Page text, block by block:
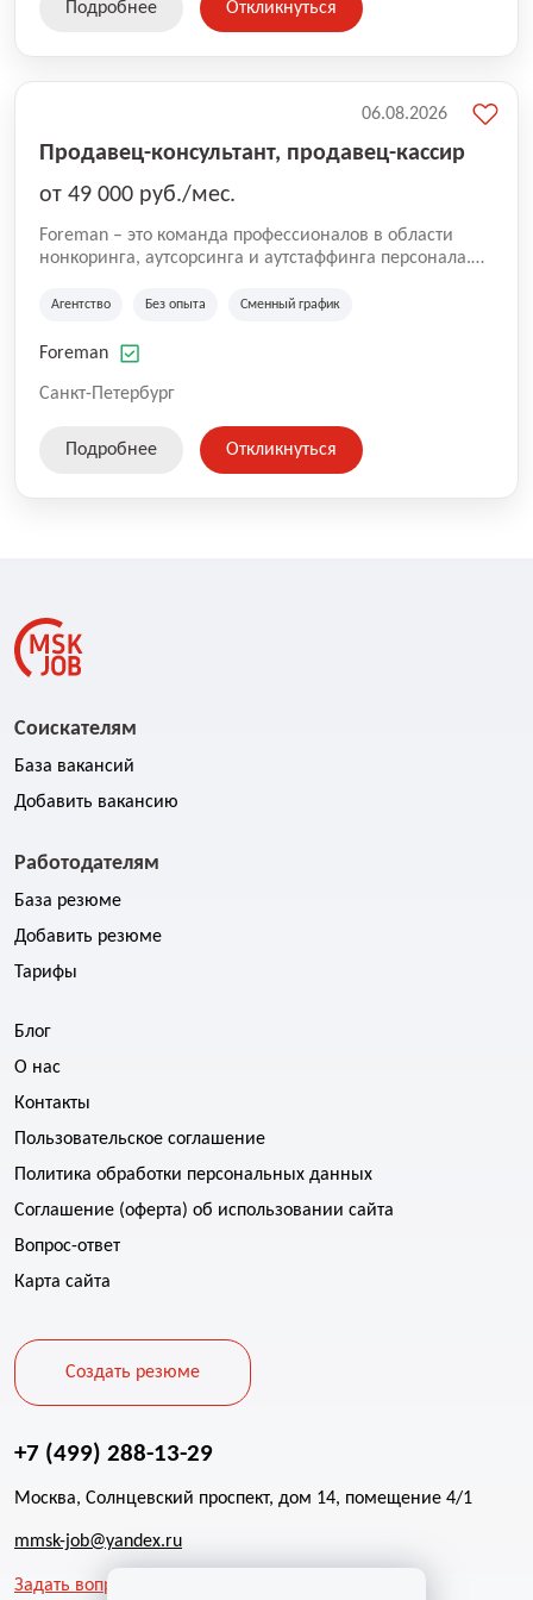
Подробнее Откликнуться
Продавец-консультант, продавец-кассир
от 49 000 руб./мес.
Foreman – это команда профессионалов в области
нонкоринга, аутсорсинга и аутстаффинга персонала.
реализовывать проекты любой сложности, в которых
уровня роста и развития по всей России. В работе
вакансий. Если вы не нашли подходящую вакансию,
свяжемся с вами в ближайшее время.
Агентство Без опыта Сменный график
Foreman
Санкт-Петербург
06.08.2026
Подробнее Откликнуться
Соискателям
База вакансий
Добавить вакансию
Работодателям
База резюме
Добавить резюме
Тарифы
Блог
О нас
Контакты
Пользовательское соглашение
Политика обработки персональных данных
Соглашение (оферта) об использовании сайта
Вопрос-ответ
Карта сайта
Создать резюме
+7 (499) 288-13-29
Москва, Солнцевский проспект, дом 14, помещение 4/1
mmsk-job@yandex.ru
Задать вопрос